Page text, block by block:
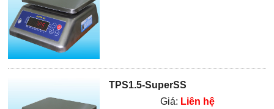
TPS1.5-SuperSS
Giá: Liên hệ